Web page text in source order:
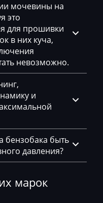
мочевины на
это
для прошивки
в них куча,
невозможно.
и
бензобака быть
давления?
марок